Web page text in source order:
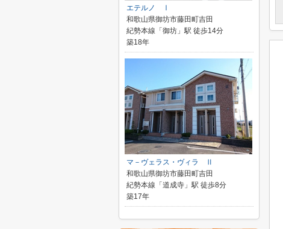
エテルノ Ⅰ
和歌山県御坊市藤田町吉田
紀勢本線「御坊」駅 徒歩14分
築18年
マ－ヴェラス・ヴィラ Ⅱ
和歌山県御坊市藤田町吉田
紀勢本線「道成寺」駅 徒歩8分
築17年